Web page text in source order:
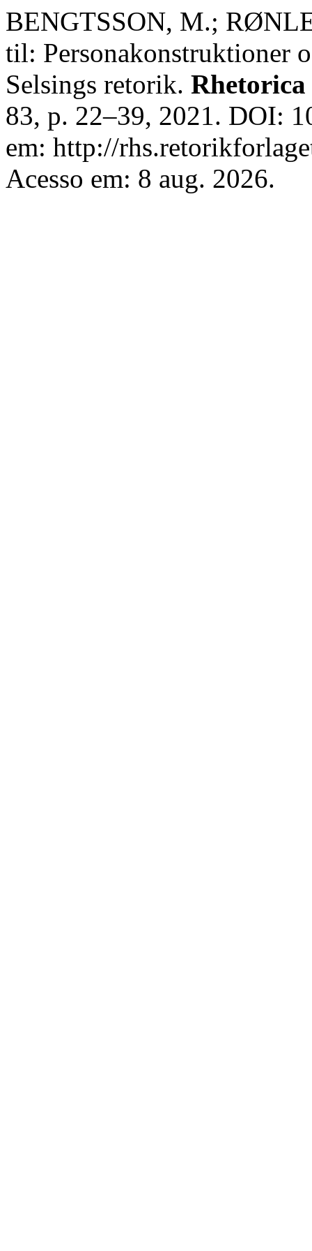
BENGTSSON, M.;
til: Personakonstruktioner
Selsings retorik.
83, p. 22–39, 2021. DOI:
em: http://
Acesso em: 8 aug. 2026.